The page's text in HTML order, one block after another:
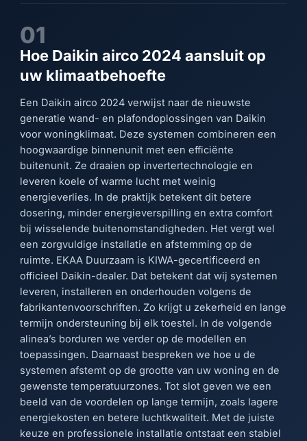
01
Hoe Daikin airco 2024 aansluit op
uw klimaatbehoefte
Een Daikin airco 2024 verwijst naar de nieuwste
generatie wand- en plafondoplossingen van Daikin
voor woningklimaat. Deze systemen combineren een
hoogwaardige binnenunit met een efficiënte
buitenunit. Ze draaien op invertertechnologie en
leveren koele of warme lucht met weinig
energieverlies. In de praktijk betekent dit betere
dosering, minder energieverspilling en extra comfort
bij wisselende buitenomstandigheden. Het vergt wel
een zorgvuldige installatie en afstemming op de
ruimte. EKAA Duurzaam is KIWA-gecertificeerd en
officieel Daikin-dealer. Dat betekent dat wij systemen
leveren, installeren en onderhouden volgens de
fabrikantenvoorschriften. Zo krijgt u zekerheid en lange
termijn ondersteuning bij elk toestel. In de volgende
alinea’s borduren we verder op de modellen en
toepassingen. Daarnaast bespreken we hoe u de
systemen afstemt op de grootte van uw woning en de
gewenste temperatuurzones. Tot slot geven we een
beeld van de voordelen op lange termijn, zoals lagere
energiekosten en betere luchtkwaliteit. Met de juiste
keuze en professionele installatie ontstaat een stabiel